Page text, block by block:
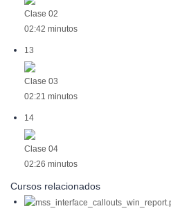
Clase 02
02:42 minutos
13
Clase 03
02:21 minutos
14
Clase 04
02:26 minutos
Cursos relacionados